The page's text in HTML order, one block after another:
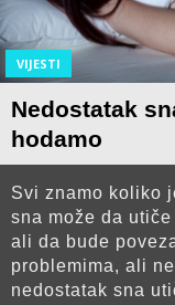
VIJESTI
Nedostatak
hodamo
Svi znamo koliko
sna može da
ali da bude
problemima, ali
nedostatak sna